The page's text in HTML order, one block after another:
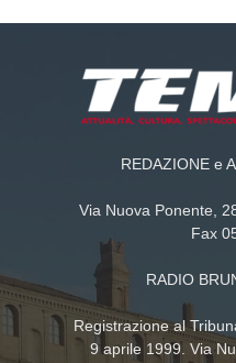
REDAZIONE e
Via Nuova Ponente,
Fax
RADIO
Registrazione al
9 aprile 1999. Via